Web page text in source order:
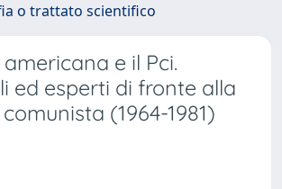
o trattato scientifico
e il Pci.
ed esperti di fronte alla
(1964-1981)